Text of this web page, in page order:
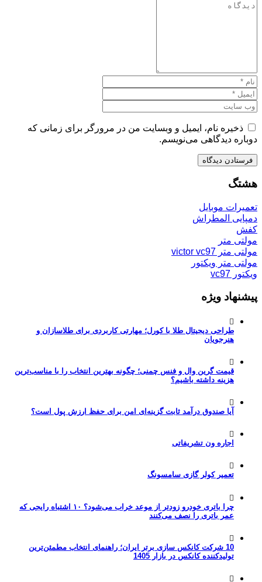
ذخیره نام، ایمیل و وبسایت من در مرورگر برای زمانی که
دوباره دیدگاهی می‌نویسم.
هشتگ
تعمیرات موبایل
دمپایی المطراش
کفش
مولتی متر
مولتی متر victor vc97
مولتی متر ویکتور
ویکتور vc97
پیشنهاد ویژه
طراحی دیجیتال طلا با کورل؛ مهارتی کاربردی برای طلاسازان و
هنرجویان
قیمت گرین وال و فنس چمنی؛ چگونه بهترین انتخاب را با مناسب‌ترین
هزینه داشته باشیم؟
آیا صندوق درآمد ثابت گزینه‌ای امن برای حفظ ارزش پول است؟
اجاره ون تشریفاتی
تعمیر کولر گازی سامسونگ
چرا باتری خودرو زودتر از موعد خراب می‌شود؟ ۱۰ اشتباه رایجی که
عمر باتری را نصف می‌کنند
10 شرکت کانکس سازی برتر ایران؛ راهنمای انتخاب مطمئن‌ترین
تولیدکننده کانکس در بازار 1405